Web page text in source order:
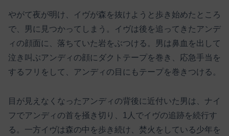
やがて夜が明け、イヴが森を抜けようと歩き始めたところ
で、男に見つかってしまう。イヴは後を追ってきたアンデ
ィの顔面に、落ちていた岩をぶつける。男は鼻血を出して
泣き叫ぶアンディの顔にダクトテープを巻き、応急手当を
するフリをして、アンディの目にもテープを巻きつける。
目が見えなくなったアンディの背後に近付いた男は、ナイ
フでアンディの首を掻き切り、1人でイヴの追跡を続行す
る。一方イヴは森の中を歩き続け、焚火をしている少年を